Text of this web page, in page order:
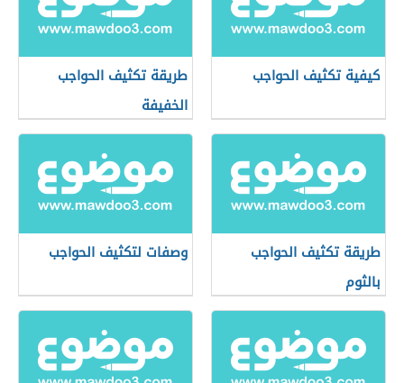
كيفية تكثيف الحواجب
طريقة تكثيف الحواجب
الخفيفة
طريقة تكثيف الحواجب
بالثوم
وصفات لتكثيف الحواجب